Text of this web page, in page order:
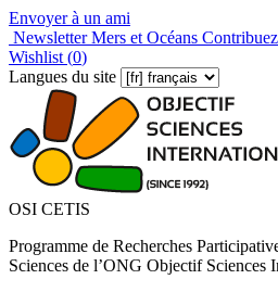
Envoyer à un ami
Newsletter Mers et Océans
Wishlist (0)
Langues du site
OSI CETIS
Programme de Recherches
Sciences de l’ONG Objectif Sciences